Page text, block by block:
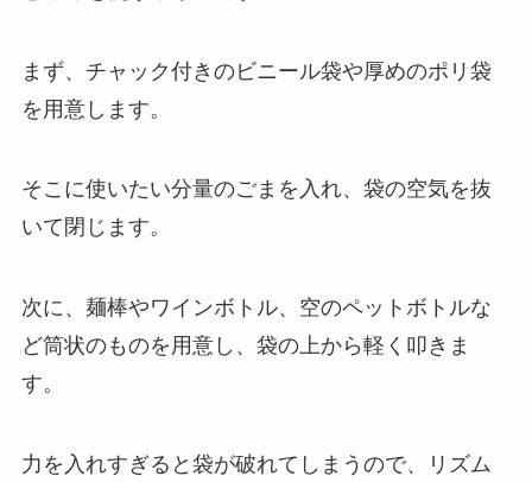
まず、チャック付きのビニール袋や厚めのポリ袋
を用意します。
そこに使いたい分量のごまを入れ、袋の空気を抜
いて閉じます。
次に、麺棒やワインボトル、空のペットボトルな
ど筒状のものを用意し、袋の上から軽く叩きま
す。
力を入れすぎると袋が破れてしまうので、リズム